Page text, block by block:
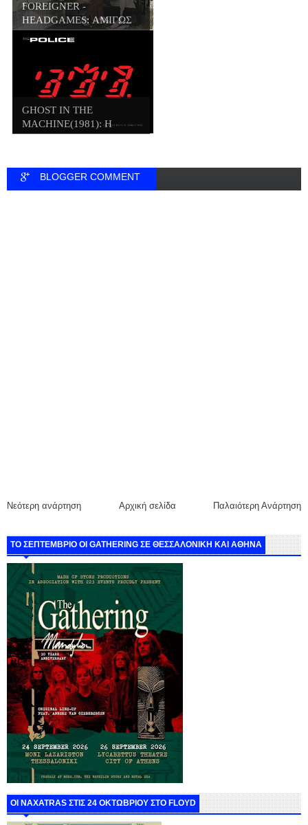
FOREIGNER -
HEADGAMES: ΑΜΙΓΩΣ
HARD ...
GHOST IN THE
MACHINE(1981): Η
ΣΚΟΤ...
BLOGGER COMMENT
Νεότερη ανάρτηση Παλαιότερη Ανάρτηση
Αρχική σελίδα
ΤΟ ΣΕΠΤΕΜΒΡΙΟ ΟΙ GATHERING ΣΕ ΘΕΣΣΑΛΟΝΙΚΗ ΚΑΙ ΑΘΗΝΑ
ΟΙ NAXATRAS ΣΤΙΣ 24 ΟΚΤΩΒΡΙΟΥ ΣΤΟ FLOYD